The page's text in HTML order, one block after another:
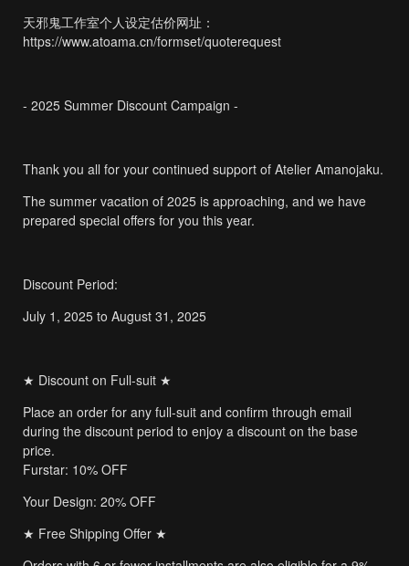
天邪鬼工作室个人设定估价网址：
https://www.atoama.cn/formset/quoterequest
- 2025 Summer Discount Campaign -
Thank you all for your continued support of Atelier Amanojaku.
The summer vacation of 2025 is approaching, and we have
prepared special offers for you this year.
Discount Period:
July 1, 2025 to August 31, 2025
★ Discount on Full-suit ★
Place an order for any full-suit and confirm through email
during the discount period to enjoy a discount on the base
price.
Furstar: 10% OFF
Your Design: 20% OFF
★ Free Shipping Offer ★